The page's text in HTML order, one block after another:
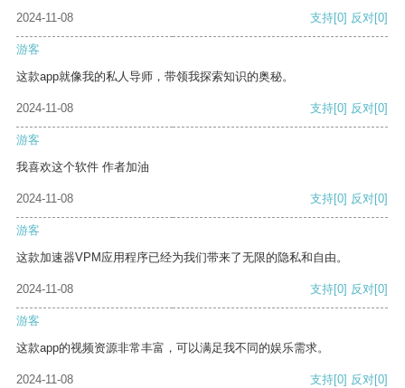
2024-11-08
支持[0] 反对[0]
游客
这款app就像我的私人导师，带领我探索知识的奥秘。
2024-11-08 支持[0] 反对[0]
游客
我喜欢这个软件 作者加油
2024-11-08 支持[0] 反对[0]
游客
这款加速器VPM应用程序已经为我们带来了无限的隐私和自由。
2024-11-08 支持[0] 反对[0]
游客
这款app的视频资源非常丰富，可以满足我不同的娱乐需求。
2024-11-08 支持[0] 反对[0]